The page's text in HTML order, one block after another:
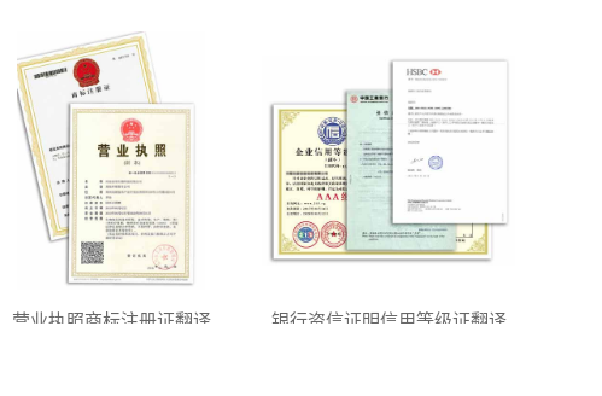
营业执照商标注册证翻译 银行资信证明信用等级证翻译